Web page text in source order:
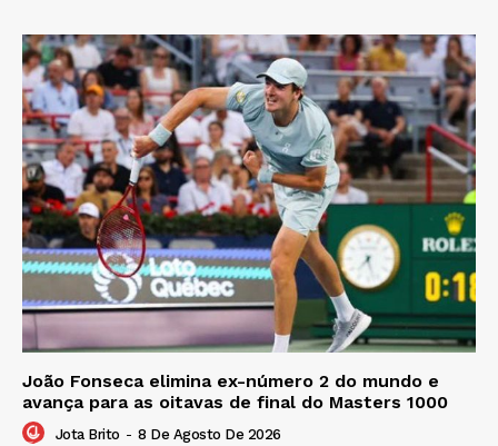
João Fonseca elimina ex-número 2 do mundo e
avança para as oitavas de final do Masters 1000
Jota Brito - 8 De Agosto De 2026